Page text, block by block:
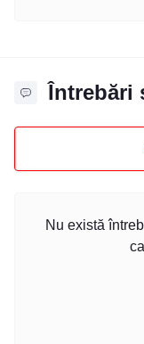
Întrebări
Nu există